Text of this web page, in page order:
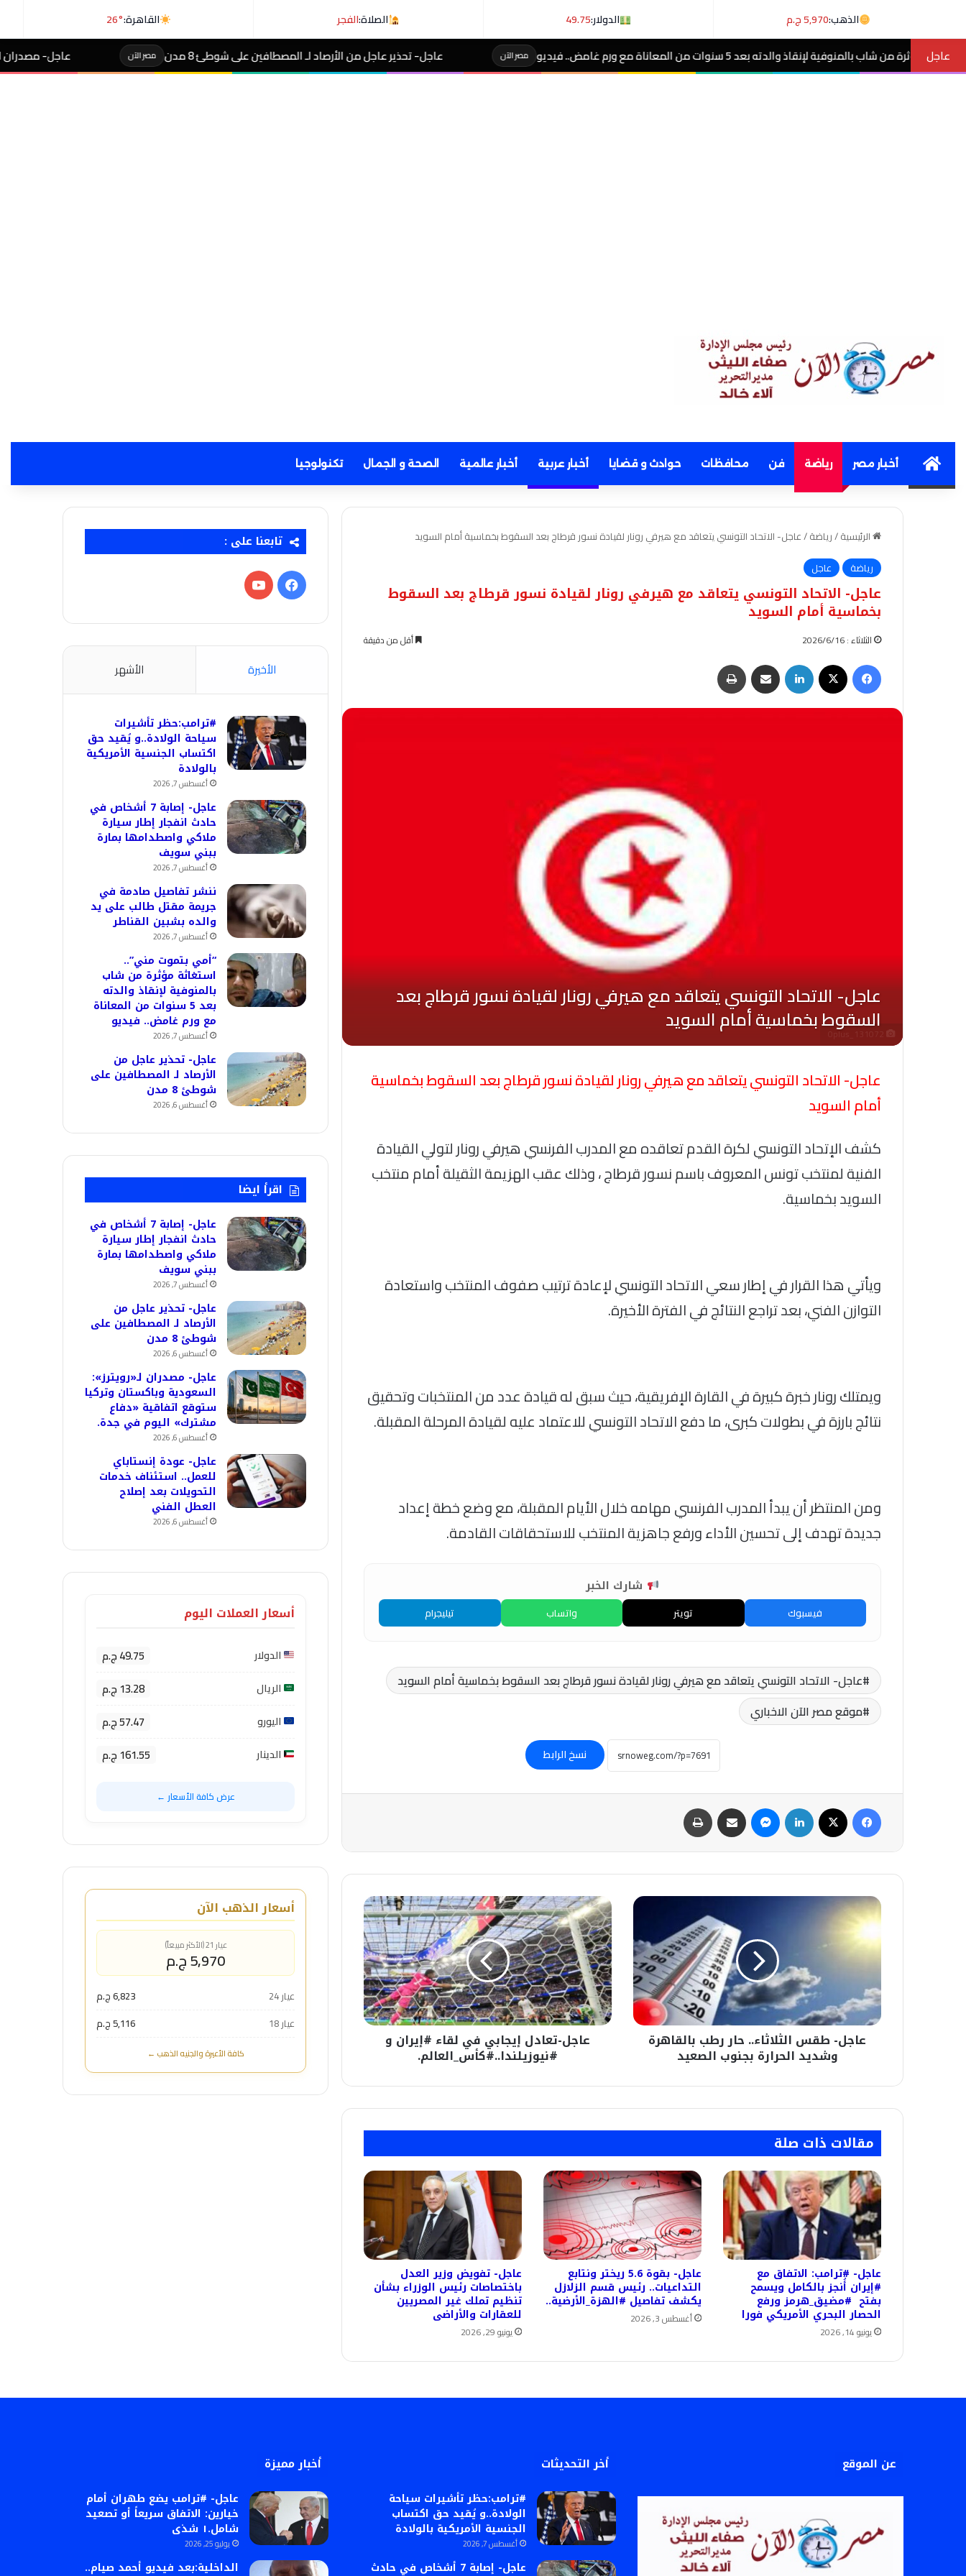
الذهب:5,970 ج.م الدولار:49.75 الصلاة:الفجر القاهرة:26°
عاجل
5 سنوات من المعاناة مع ورم غامض.. فيديو مصر الآن عاجل- تحذير عاجل من الأرصاد لـ المصطافين على شوطئ 8 مدن مصر الآن عاجل- مصدران لـ«رويترز»: السعودية
Homeأخبار مصر رياضة فن محافظات حوادث و قضايا أخبار عربية أخبار عالمية الصحة و الجمال تكنولوجيا
الرئيسية/رياضة/عاجل- الاتحاد التونسي يتعاقد مع هيرفي رونار لقيادة نسور قرطاج بعد السقوط بخماسية أمام السويد
رياضة
عاجل
عاجل- الاتحاد التونسي يتعاقد مع هيرفي رونار لقيادة نسور قرطاج بعد السقوط
بخماسية أمام السويد
الثلاثاء : 2026/6/16 أقل من دقيقة
فيسبوك لينكدإن مشاركة عبر البريد
عاجل- الاتحاد التونسي يتعاقد مع هيرفي رونار لقيادة نسور قرطاج بعد السقوط بخماسية
أمام السويد
كشف الإتحاد التونسي لكرة القدم تعاقده مع المدرب الفرنسي هيرفي رونار لتولي القيادة
الفنية لمنتخب تونس المعروف باسم نسور قرطاج ، وذلك عقب الهزيمة الثقيلة أمام منتخب
السويد بخماسية.
ويأتي هذا القرار في إطار سعي الاتحاد التونسي لإعادة ترتيب صفوف المنتخب واستعادة
التوازن الفني، بعد تراجع النتائج في الفترة الأخيرة.
ويمتلك رونار خبرة كبيرة في القارة الإفريقية، حيث سبق له قيادة عدد من المنتخبات وتحقيق
نتائج بارزة في بطولات كبرى، ما دفع الاتحاد التونسي للاعتماد عليه لقيادة المرحلة المقبلة.
ومن المنتظر أن يبدأ المدرب الفرنسي مهامه خلال الأيام المقبلة، مع وضع خطة إعداد
جديدة تهدف إلى تحسين الأداء ورفع جاهزية المنتخب للاستحقاقات القادمة.
شارك الخبر
فيسبوك تويتر واتساب تيليجرام
عاجل- الاتحاد التونسي يتعاقد مع هيرفي رونار لقيادة نسور قرطاج بعد السقوط بخماسية أمام السويد
موقع مصر الآن الاخباري
نسخ الرابط
فيسبوك لينكدإن ماسنجر مشاركة عبر البريد
عاجل-
طقس
الثلاثاء..
حار
رطب
بالقاهرة
وشديد
الحرارة
بجنوب
الصعيدعاجل- طقس الثلاثاء.. حار رطب بالقاهرة
وشديد الحرارة بجنوب الصعيد
عاجل-
تعادل
إيجابي
في
لقاء
#إيران
و
#نيوزيلندا..#كأس_العالم.
عاجل-تعادل إيجابي في لقاء #إيران و
#نيوزيلندا..#كأس_العالم.
مقالات ذات صلة
عاجل- #ترامب: الاتفاق مع
#إيران أُنجز بالكامل ويسمح
بفتح #مضيق_هرمز ورفع
الحصار البحري الأمريكي فورا
يونيو 14, 2026
عاجل- بقوة 5.6 ريختر ونتابع
التداعيات.. رئيس قسم الزلازل
يكشف تفاصيل #الهزة_الأرضية..
أغسطس 3, 2026
عاجل- تفويض وزير العدل
باختصاصات رئيس الوزراء بشأن
تنظيم تملك غير المصريين
للعقارات والأراضى
يونيو 29, 2026
تابعنا على :
فيسبوك‫YouTube
الأخيرة الأشهر
#ترامب:حظر تأشيرات
سياحة الولادة..و يُقيد حق
اكتساب الجنسية الأمريكية
بالولادة
أغسطس 7, 2026
عاجل- إصابة 7 أشخاص في
حادث انفجار إطار سيارة
ملاكي واصطدامها بمارة
ببني سويف
أغسطس 7, 2026
ننشر تفاصيل صادمة في
جريمة مقتل طالب على يد
والده بشبين القناطر
أغسطس 7, 2026
“أمي بتموت مني”..
استغاثة مؤثرة من شاب
بالمنوفية لإنقاذ والدته
بعد 5 سنوات من المعاناة
مع ورم غامض.. فيديو
أغسطس 7, 2026
عاجل- تحذير عاجل من
الأرصاد لـ المصطافين على
شوطئ 8 مدن
أغسطس 6, 2026
اقرأ ايضا
عاجل- إصابة 7 أشخاص في
حادث انفجار إطار سيارة
ملاكي واصطدامها بمارة
ببني سويف
أغسطس 7, 2026
عاجل- تحذير عاجل من
الأرصاد لـ المصطافين على
شوطئ 8 مدن
أغسطس 6, 2026
عاجل- مصدران لـ«رويترز»:
السعودية وباكستان وتركيا
ستوقع اتفاقية «دفاع
مشترك» اليوم في جدة.
أغسطس 6, 2026
عاجل- عودة إنستاباي
للعمل.. استئناف خدمات
التحويلات بعد إصلاح
العطل الفني
أغسطس 6, 2026
أسعار العملات اليوم
الدولار 49.75 ج.م
الريال 13.28 ج.م
اليورو 57.47 ج.م
الدينار 161.55 ج.م
عرض كافة الأسعار ←
أسعار الذهب الآن
عيار 21 (الأكثر مبيعاً)
5,970 ج.م
عيار 24
6,823 ج.م
عيار 18
5,116 ج.م
كافة الأعيرة والجنيه الذهب ←
عن الموقع أخر التحديثات
#ترامب:حظر تأشيرات سياحة
الولادة..و يُقيد حق اكتساب
الجنسية الأمريكية بالولادة
أغسطس 7, 2026
عاجل- إصابة 7 أشخاص في حادث
أخبار مميزة
عاجل- #ترامب يضع طهران أمام
خيارين: الاتفاق سريعاً أو تصعيد
شامل.١ شذى
يوليو 25, 2026
الداخلية:بعد فيديو أحمد صيام..